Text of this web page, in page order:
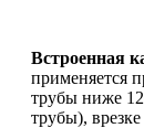
Встроенная
применяется
трубы ниже
трубы),